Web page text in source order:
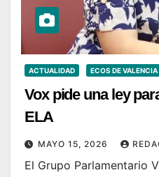
ACTUALIDAD ECOS DE VALENCIA
Vox pide una ley
ELA
MAYO 15, 2026
El Grupo Parlamentario